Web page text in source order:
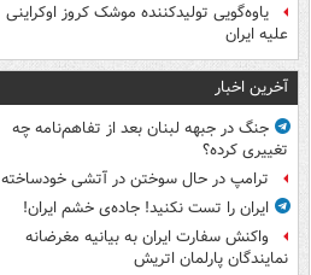
یاوه‌گویی تولیدکننده موشک کروز اوکراینی
علیه ایران
آخرین اخبار
جنگ در جبهه لبنان بعد از تفاهم‌نامه چه
تغییری کرده؟
ترامپ در حال سوختن در آتشی خودساخته
ایران را تست نکنید! جاده‌ی خشم ایران!
واکنش سفارت ایران به بیانیه مغرضانه
نمایندگان پارلمان اتریش